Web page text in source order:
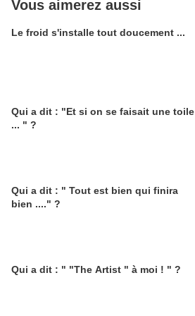
Vous aimerez aussi
Le froid s'installe tout doucement ...
Qui a dit : "Et si on se faisait une toile
... " ?
Qui a dit : " Tout est bien qui finira
bien ...." ?
Qui a dit : " "The Artist " à moi ! " ?